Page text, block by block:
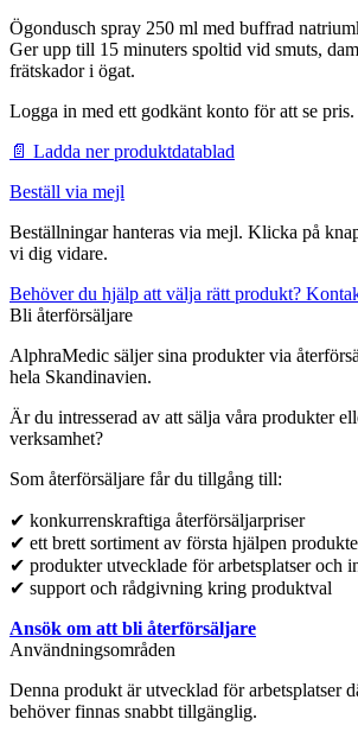
Ögondusch spray 250 ml med buffrad
Ger upp till 15 minuters spoltid vid smuts,
frätskador i ögat.
Logga in med ett godkänt konto för att se pris.
📄 Ladda ner produktdatablad
Beställ via mejl
Beställningar hanteras via mejl. Klicka på
vi dig vidare.
Behöver du hjälp att välja rätt produkt?
Bli återförsäljare
AlphraMedic säljer sina produkter via
hela Skandinavien.
Är du intresserad av att sälja våra produkter
verksamhet?
Som återförsäljare får du tillgång till:
✔ konkurrenskraftiga återförsäljarpriser
✔ ett brett sortiment av första hjälpen
✔ produkter utvecklade för arbetsplatser och
✔ support och rådgivning kring produktval
Ansök om att bli återförsäljare
Användningsområden
Denna produkt är utvecklad för arbetsplatser
behöver finnas snabbt tillgänglig.